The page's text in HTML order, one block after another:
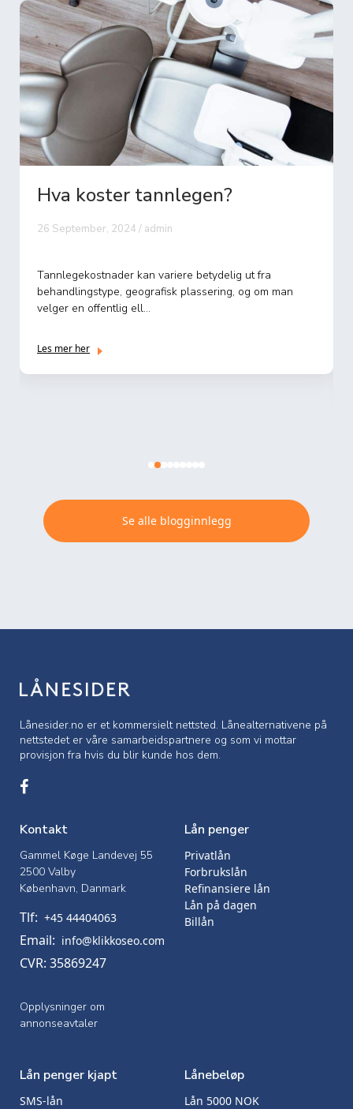
Hva koster tannlegen?
26 September, 2024 / admin
Tannlegekostnader kan variere betydelig ut fra
behandlingstype, geografisk plassering, og om man
velger en offentlig ell...
Les mer her
Se alle blogginnlegg
Lånesider.no er et kommersielt nettsted. Lånealternativene på
nettstedet er våre samarbeidspartnere og som vi mottar
provisjon fra hvis du blir kunde hos dem.
Kontakt
Gammel Køge Landevej 55
2500 Valby
København, Danmark
Tlf: +45 44404063
Email: info@klikkoseo.com
CVR: 35869247
Opplysninger om
annonseavtaler
Lån penger
Privatlån
Forbrukslån
Refinansiere lån
Lån på dagen
Billån
Lån penger kjapt
SMS-lån
Lånebeløp
Lån 5000 NOK